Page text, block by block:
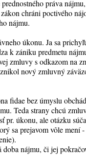
práva
chráni poctivého
nájmu.
úkonu. Ja sa
k zániku predmetu
zmluvy s odkazom na
nový zmluvný
fidae bez úmyslu
Teda strany chcú
úkonu, ale otázku
sa prejavom vôle mení
nájmu, či jej